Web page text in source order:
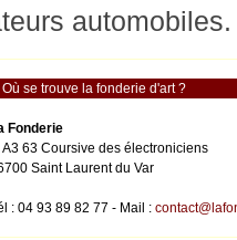
automobiles.
Où se trouve la fonderie d'art ?
Fonderie
A3 63 Coursive des électroniciens
Saint Laurent du Var
: 04 93 89 82 77 - Mail :